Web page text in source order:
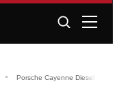
Porsche Cayenne Diesel 3.0